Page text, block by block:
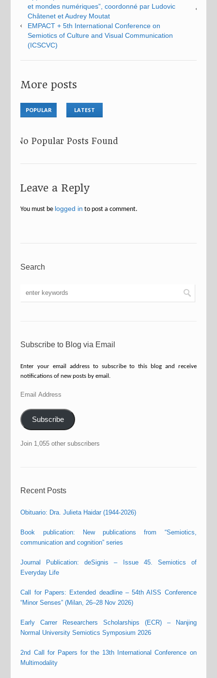
et mondes numériques”, coordonné par Ludovic
Châtenet et Audrey Moutat
EMPACT + 5th International Conference on
Semiotics of Culture and Visual Communication
(ICSCVC)
More posts
POPULAR LATEST
No Popular Posts Found
Leave a Reply
You must be logged in to post a comment.
Search
Subscribe to Blog via Email
Enter your email address to subscribe to this blog and receive
notifications of new posts by email.
Email
Subscribe
Join 1,055 other subscribers
Recent Posts
Obituario: Dra. Julieta Haidar (1944-2026)
Book publication: New publications from “Semiotics,
communication and cognition” series
Journal Publication: deSignis – Issue 45. Semiotics of
Everyday Life
Call for Papers: Extended deadline – 54th AISS Conference
“Minor Senses” (Milan, 26–28 Nov 2026)
Early Carrer Researchers Scholarships (ECR) – Nanjing
Normal University Semiotics Symposium 2026
2nd Call for Papers for the 13th International Conference on
Multimodality